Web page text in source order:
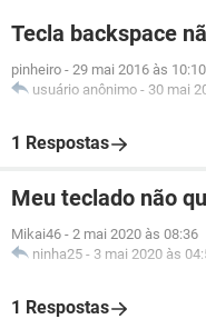
Tecla backspace
pinheiro - 29 mai 2016 às 10:10
usuário anônimo - 30 mai
1 Respostas
Meu teclado não
Mikai46 - 2 mai 2020 às 08:36
ninha25 - 3 mai 2020 às
1 Respostas